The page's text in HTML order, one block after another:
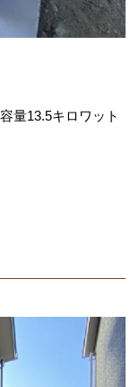
量13.5キロワット